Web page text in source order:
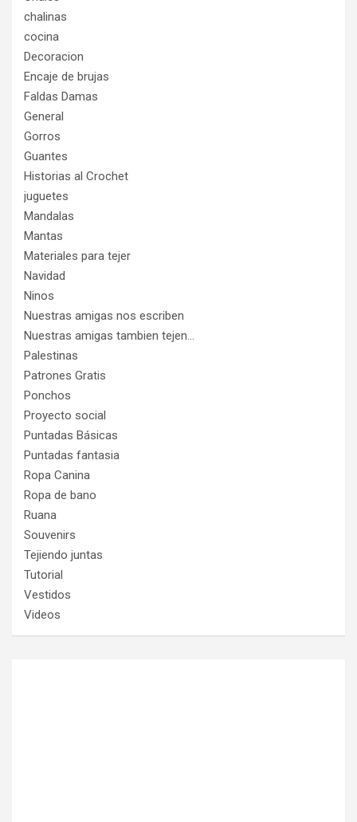
chalinas
cocina
Decoracion
Encaje de brujas
Faldas Damas
General
Gorros
Guantes
Historias al Crochet
juguetes
Mandalas
Mantas
Materiales para tejer
Navidad
Ninos
Nuestras amigas nos escriben
Nuestras amigas tambien tejen…
Palestinas
Patrones Gratis
Ponchos
Proyecto social
Puntadas Básicas
Puntadas fantasia
Ropa Canina
Ropa de bano
Ruana
Souvenirs
Tejiendo juntas
Tutorial
Vestidos
Videos